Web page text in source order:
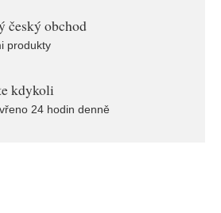
český obchod
produkty
kdykoli
24 hodin denně